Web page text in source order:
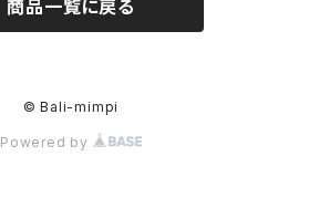
商品一覧に戻る
© Bali-mimpi
Powered by